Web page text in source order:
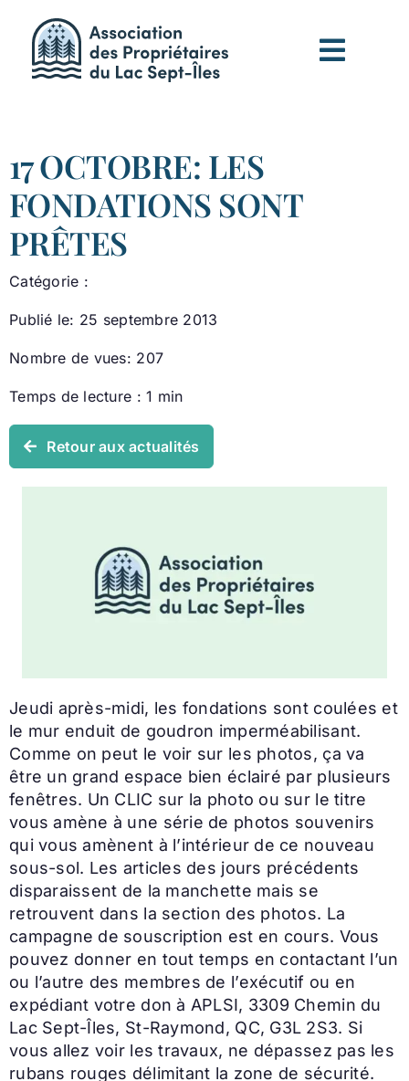
contenu
17 OCTOBRE: LES
FONDATIONS SONT
PRÊTES
Catégorie :
Publié le: 25 septembre 2013
Nombre de vues: 207
Temps de lecture : 1 min
Retour aux actualités
Jeudi après-midi, les fondations sont coulées et
le mur enduit de goudron imperméabilisant.
Comme on peut le voir sur les photos, ça va
être un grand espace bien éclairé par plusieurs
fenêtres. Un CLIC sur la photo ou sur le titre
vous amène à une série de photos souvenirs
qui vous amènent à l’intérieur de ce nouveau
sous-sol. Les articles des jours précédents
disparaissent de la manchette mais se
retrouvent dans la section des photos. La
campagne de souscription est en cours. Vous
pouvez donner en tout temps en contactant l’un
ou l’autre des membres de l’exécutif ou en
expédiant votre don à APLSI, 3309 Chemin du
Lac Sept-Îles, St-Raymond, QC, G3L 2S3. Si
vous allez voir les travaux, ne dépassez pas les
rubans rouges délimitant la zone de sécurité.